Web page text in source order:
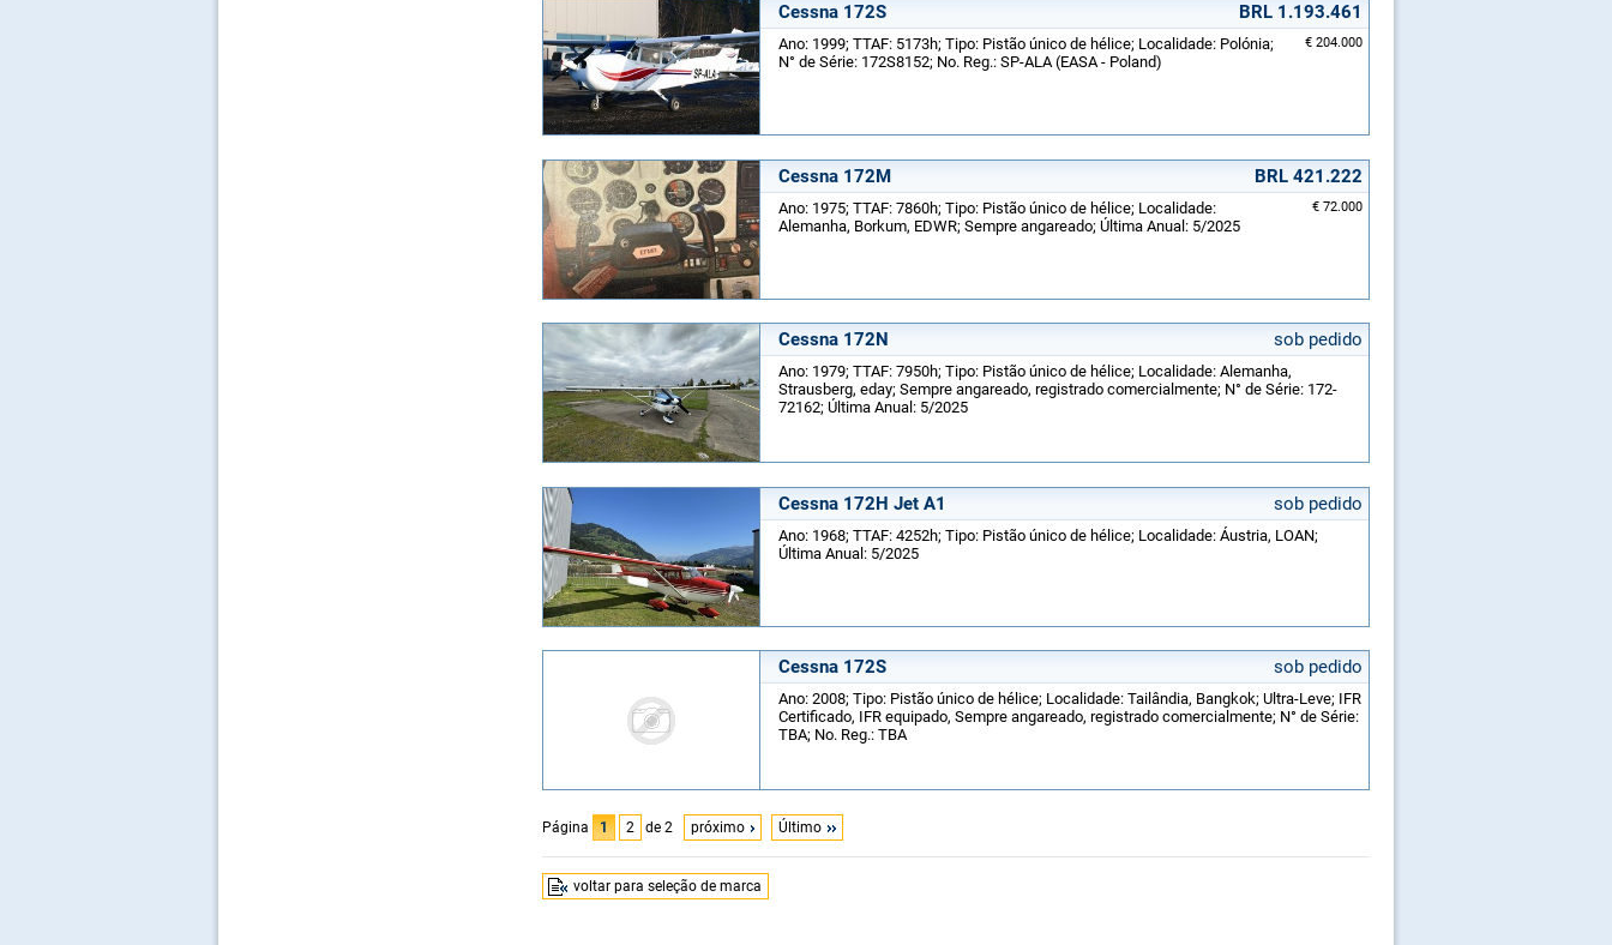
Cessna 172S BRL 1.193.461
€ 204.000
Ano: 1999; TTAF: 5173h; Tipo: Pistão único de hélice; Localidade: Polónia;
N° de Série: 172S8152; No. Reg.: SP-ALA (EASA - Poland)
Cessna 172M BRL 421.222
€ 72.000
Ano: 1975; TTAF: 7860h; Tipo: Pistão único de hélice; Localidade:
Alemanha, Borkum, EDWR; Sempre angareado; Última Anual: 5/2025
Cessna 172N sob pedido
Ano: 1979; TTAF: 7950h; Tipo: Pistão único de hélice; Localidade: Alemanha,
Strausberg, eday; Sempre angareado, registrado comercialmente; N° de Série: 172-
72162; Última Anual: 5/2025
Cessna 172H Jet A1 sob pedido
Ano: 1968; TTAF: 4252h; Tipo: Pistão único de hélice; Localidade: Áustria, LOAN;
Última Anual: 5/2025
Cessna 172S sob pedido
Ano: 2008; Tipo: Pistão único de hélice; Localidade: Tailândia, Bangkok; Ultra-Leve; IFR
Certificado, IFR equipado, Sempre angareado, registrado comercialmente; N° de Série:
TBA; No. Reg.: TBA
Página 1 2 de 2 próximo Último
voltar para seleção de marca